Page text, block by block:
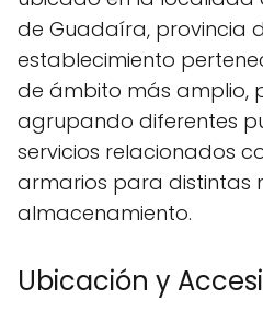
de Guadaíra, provincia
establecimiento
de ámbito más amplio,
agrupando diferentes
servicios relacionados
armarios para distintas
almacenamiento.
Ubicación y